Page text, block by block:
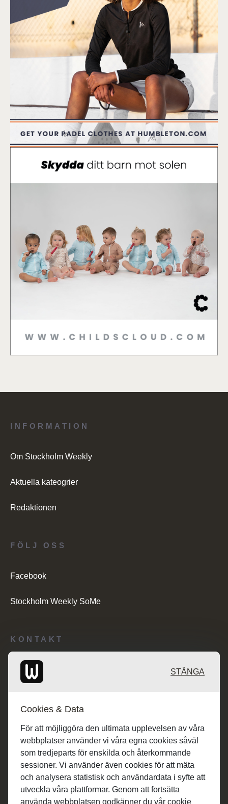
INFORMATION
Om Stockholm Weekly
Aktuella kateogrier
Redaktionen
KONTAKT
Redaktionen: desk@maratongroup.com
FÖLJ OSS
Facebook
Stockholm Weekly SoMe
STÄNGA
Cookies & Data
För att möjliggöra den ultimata upplevelsen av våra
webbplatser använder vi våra egna cookies såväl
som tredjeparts för enskilda och återkommande
sessioner. Vi använder även cookies för att mäta
och analysera statistisk och användardata i syfte att
utveckla våra plattformar. Genom att fortsätta
använda webbplatsen godkänner du vår cookie